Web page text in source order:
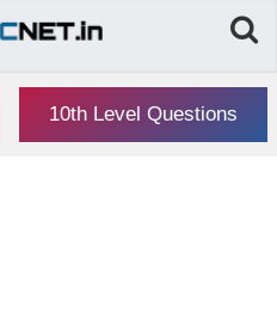
10th Level Questions